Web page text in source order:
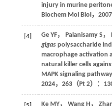
injury in murine
Biochem Mol Biol ， 2007
[4] Ge YF， Palanisamy S ，
gigaspolysaccharide
macrophage activation
natural killer cells
MAPK signaling
2024， 263（Pt 2）：
Ke MY， Wang H ，